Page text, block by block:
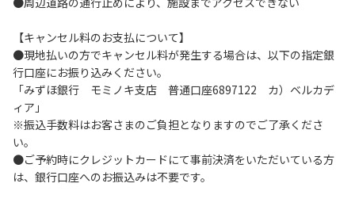
７．暴力団等反社会勢力及びその関係者ならびに公共の秩
序、善良の風俗に反する恐れのある場合には、ご利用をお断
りいたします。
８．不可抗力以外の事由により建造物、家具、備品、その他
の物品を損傷、紛失、汚染させた場合には、相当額を弁償し
ていただくことがあります。
９．当キャンプ場内（駐車場を含む）での事故や盗難などに
つきましては、一切の責任を負いかねます。
１０．車中で宿泊される場合は、必ずエンジンを停止してく
【キャンセル料のお支払について】
●現地払いの方でキャンセル料が発生する場合は、以下の指定銀
行口座にお振り込みください。
「みずほ銀行 モミノキ支店 普通口座6897122 カ）ベルカデ
ィア」
※振込手数料はお客さまのご負担となりますのでご了承くださ
い。
●ご予約時にクレジットカードにて事前決済をいただいている方
は、銀行口座へのお振込みは不要です。